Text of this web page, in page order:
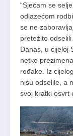
“Sjećam se
odlazećom
se ne
pretežito
Danas, u cijeloj
netko
rođake. Iz
nisu odselile, a
svoj kratki osvrt